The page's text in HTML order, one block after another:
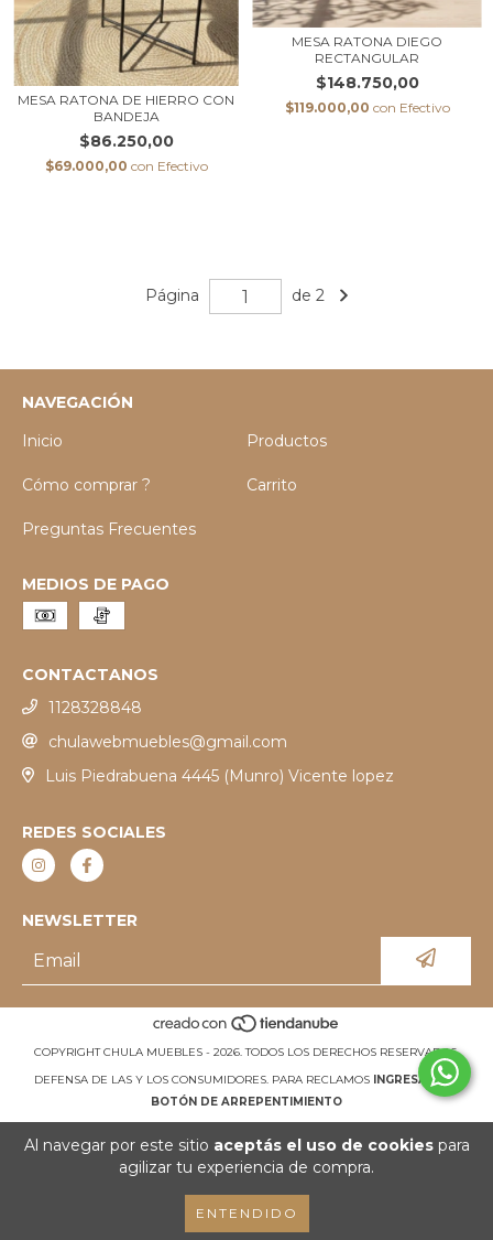
Al navegar por este sitio aceptás el uso de cookiespara
agilizar tu experiencia de compra.
ENTENDIDO
MESA RATONA DE HIERRO CON
BANDEJA
$86.250,00
$69.000,00 con Efectivo
MESA RATONA DIEGO
RECTANGULAR
$148.750,00
$119.000,00 con Efectivo
Página de 2
NAVEGACIÓN
Inicio
Productos
Cómo comprar ? Carrito
Preguntas Frecuentes
MEDIOS DE PAGO
CONTACTANOS
1128328848
chulawebmuebles@gmail.com
Luis Piedrabuena 4445 (Munro) Vicente lopez
REDES SOCIALES
NEWSLETTER
COPYRIGHT CHULA MUEBLES - 2026. TODOS LOS DERECHOS RESERVADOS.
DEFENSA DE LAS Y LOS CONSUMIDORES. PARA RECLAMOS
INGRESÁ ACÁ.
BOTÓN DE ARREPENTIMIENTO